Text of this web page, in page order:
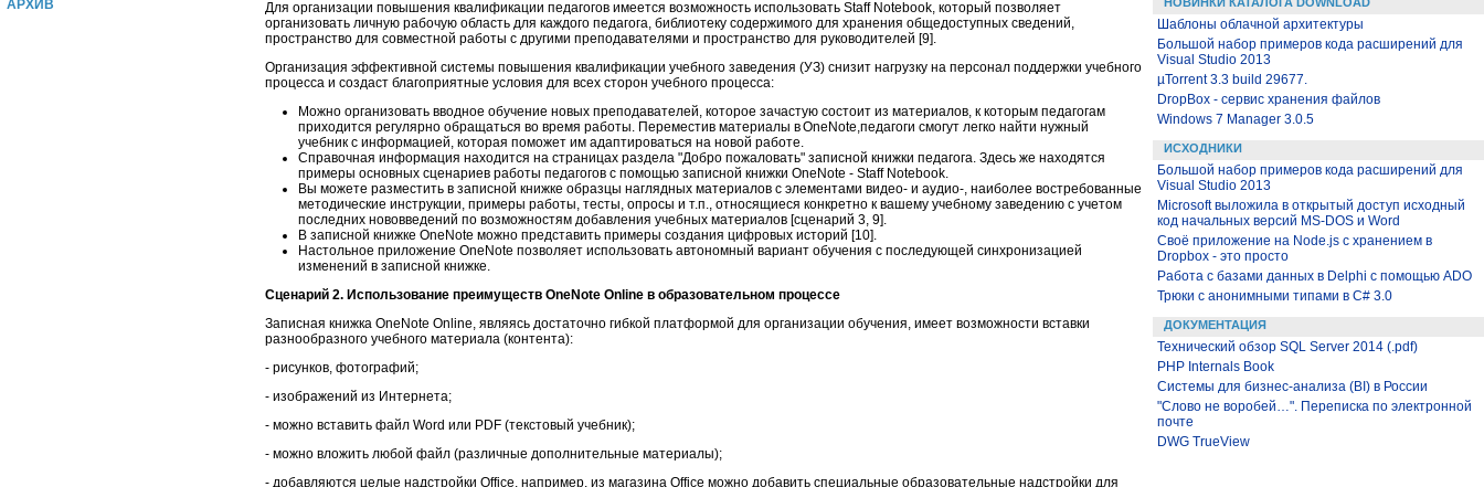
АРХИВ
Для организации повышения квалификации педагогов имеется возможность использовать Staff Notebook, который позволяет
организовать личную рабочую область для каждого педагога, библиотеку содержимого для хранения общедоступных сведений,
пространство для совместной работы с другими преподавателями и пространство для руководителей [9].
Организация эффективной системы повышения квалификации учебного заведения (УЗ) снизит нагрузку на персонал поддержки учебного
процесса и создаст благоприятные условия для всех сторон учебного процесса:
Можно организовать вводное обучение новых преподавателей, которое зачастую состоит из материалов, к которым педагогам
приходится регулярно обращаться во время работы. Переместив материалы в OneNote,педагоги смогут легко найти нужный
учебник с информацией, которая поможет им адаптироваться на новой работе.
Справочная информация находится на страницах раздела "Добро пожаловать" записной книжки педагога. Здесь же находятся
примеры основных сценариев работы педагогов с помощью записной книжки OneNote - Staff Notebook.
Вы можете разместить в записной книжке образцы наглядных материалов с элементами видео- и аудио-, наиболее востребованные
методические инструкции, примеры работы, тесты, опросы и т.п., относящиеся конкретно к вашему учебному заведению с учетом
последних нововведений по возможностям добавления учебных материалов [сценарий 3, 9].
В записной книжке OneNote можно представить примеры создания цифровых историй [10].
Настольное приложение OneNote позволяет использовать автономный вариант обучения с последующей синхронизацией
изменений в записной книжке.
Сценарий 2. Использование преимуществ OneNote Online в образовательном процессе
Записная книжка OneNote Online, являясь достаточно гибкой платформой для организации обучения, имеет возможности вставки
разнообразного учебного материала (контента):
- рисунков, фотографий;
- изображений из Интернета;
- можно вставить файл Word или PDF (текстовый учебник);
- можно вложить любой файл (различные дополнительные материалы);
- добавляются целые надстройки Office, например, из магазина Office можно добавить специальные образовательные надстройки для
Шаблоны облачной архитектуры
Большой набор примеров кода расширений для
Visual Studio 2013
µTorrent 3.3 build 29677.
DropBox - сервис хранения файлов
Windows 7 Manager 3.0.5
ИСХОДНИКИ
Большой набор примеров кода расширений для
Visual Studio 2013
Microsoft выложила в открытый доступ исходный
код начальных версий MS-DOS и Word
Своё приложение на Node.js с хранением в
Dropbox - это просто
Работа с базами данных в Delphi с помощью ADO
Трюки с анонимными типами в C# 3.0
ДОКУМЕНТАЦИЯ
Технический обзор SQL Server 2014 (.pdf)
PHP Internals Book
Системы для бизнес-анализа (BI) в России
"Слово не воробей…". Переписка по электронной
почте
DWG TrueView